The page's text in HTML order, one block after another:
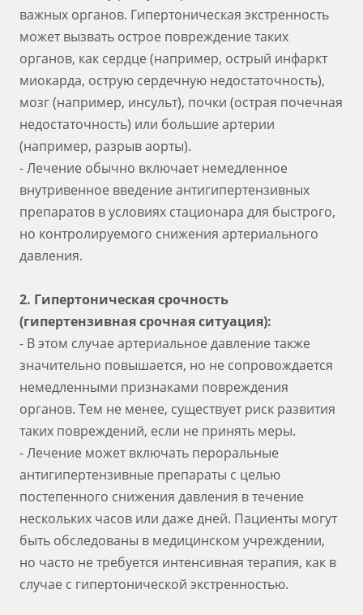
важных органов. Гипертоническая экстренность
может вызвать острое повреждение таких
органов, как сердце (например, острый инфаркт
миокарда, острую сердечную недостаточность),
мозг (например, инсульт), почки (острая почечная
недостаточность) или большие артерии
(например, разрыв аорты).
- Лечение обычно включает немедленное
внутривенное введение антигипертензивных
препаратов в условиях стационара для быстрого,
но контролируемого снижения артериального
давления.
2. Гипертоническая срочность
(гипертензивная срочная ситуация):
- В этом случае артериальное давление также
значительно повышается, но не сопровождается
немедленными признаками повреждения
органов. Тем не менее, существует риск развития
таких повреждений, если не принять меры.
- Лечение может включать пероральные
антигипертензивные препараты с целью
постепенного снижения давления в течение
нескольких часов или даже дней. Пациенты могут
быть обследованы в медицинском учреждении,
но часто не требуется интенсивная терапия, как в
случае с гипертонической экстренностью.